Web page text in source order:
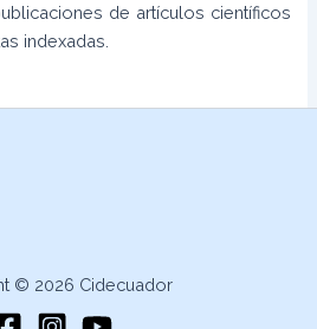
de artículos científicos
indexadas.
© 2026 Cidecuador